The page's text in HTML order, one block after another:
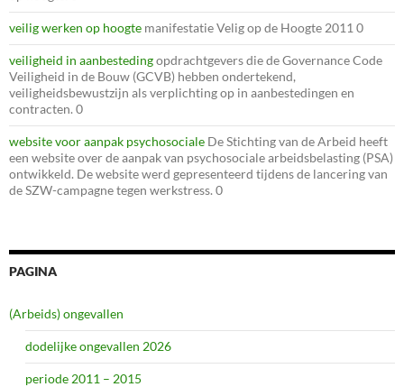
veilig werken op hoogte manifestatie Velig op de Hoogte 2011 0
veiligheid in aanbestedingopdrachtgevers die de Governance Code
Veiligheid in de Bouw (GCVB) hebben ondertekend,
veiligheidsbewustzijn als verplichting op in aanbestedingen en
contracten. 0
website voor aanpak psychosociale De Stichting van de Arbeid heeft
een website over de aanpak van psychosociale arbeidsbelasting (PSA)
ontwikkeld. De website werd gepresenteerd tijdens de lancering van
de SZW-campagne tegen werkstress. 0
PAGINA
(Arbeids) ongevallen
dodelijke ongevallen 2026
periode 2011 – 2015